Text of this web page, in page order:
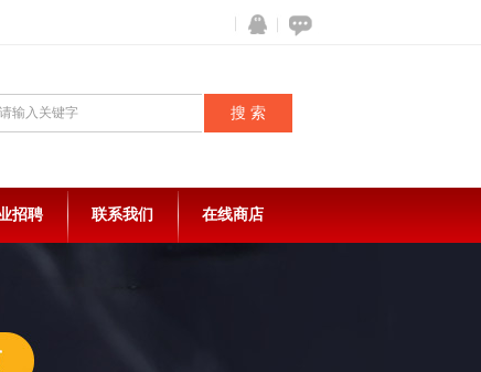
招聘 联系我们 在线商店